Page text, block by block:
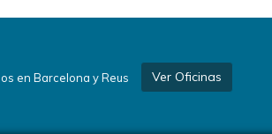
en Barcelona y Reus Ver Oficinas